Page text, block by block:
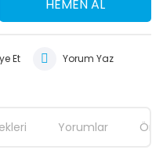
HEMEN AL
Et Yorum Yaz
Yorumlar